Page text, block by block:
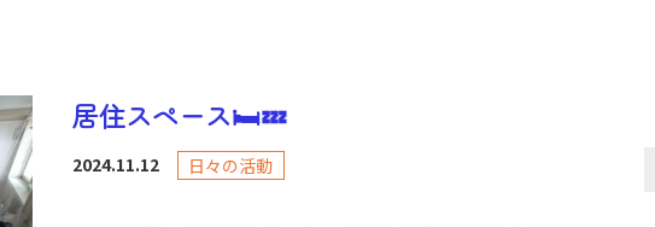
居住スペース🛏️💤
2024.11.12 日々の活動